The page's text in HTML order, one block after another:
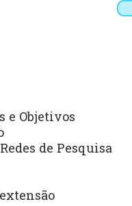
Telefones
e Objetivos
de Pesquisa